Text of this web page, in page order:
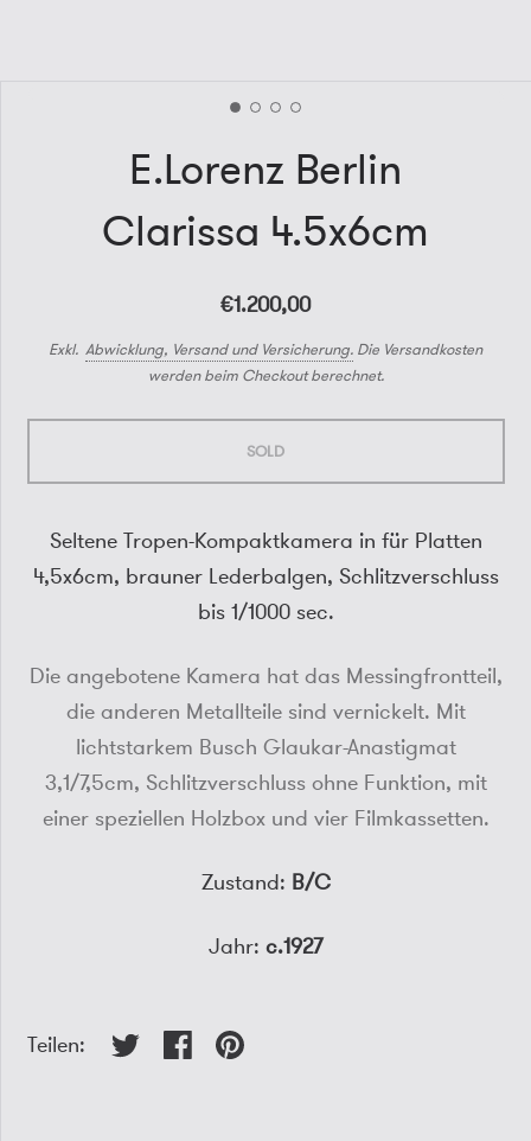
E.Lorenz Berlin
Clarissa 4.5x6cm
€1.200,00
Exkl.Abwicklung, Versand und Versicherung. Die Versandkosten
werden beim Checkout berechnet.
SOLD
Seltene Tropen-Kompaktkamera in für Platten
4,5x6cm, brauner Lederbalgen, Schlitzverschluss
bis 1/1000 sec.
Die angebotene Kamera hat das Messingfrontteil,
die anderen Metallteile sind vernickelt. Mit
lichtstarkem Busch Glaukar-Anastigmat
3,1/7,5cm, Schlitzverschluss ohne Funktion, mit
einer speziellen Holzbox und vier Filmkassetten.
Zustand: B/C
Jahr:c.1927
Teilen: